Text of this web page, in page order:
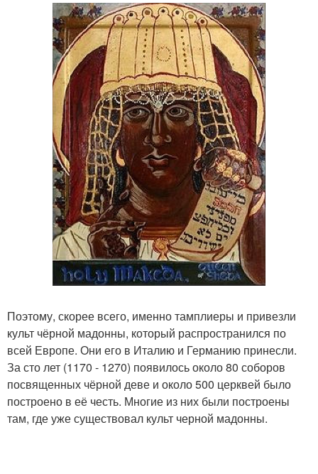
Поэтому, скорее всего, именно тамплиеры и привезли
культ чёрной мадонны, который распространился по
всей Европе. Они его в Италию и Германию принесли.
За сто лет (1170 - 1270) появилось около 80 соборов
посвященных чёрной деве и около 500 церквей было
построено в её честь. Многие из них были построены
там, где уже существовал культ черной мадонны.